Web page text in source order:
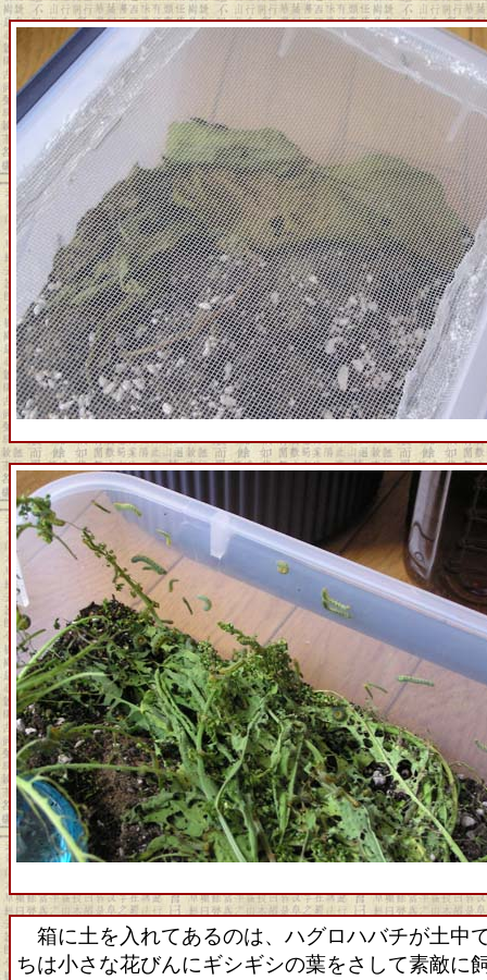
箱に土を入れてあるのは、ハグロハバチが土中
ちは小さな花びんにギシギシの葉をさして素敵に